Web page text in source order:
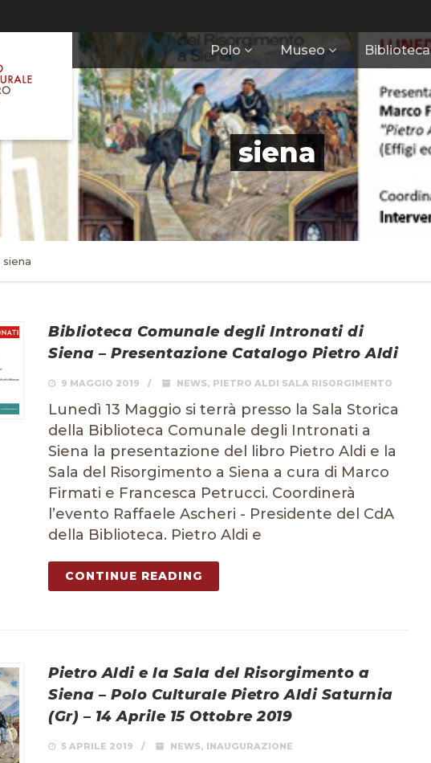
Polo Museo Biblioteca
siena
siena
Biblioteca Comunale degli Intronati di
Siena – Presentazione Catalogo Pietro Aldi
9 MAGGIO 2019 NEWS, PIETRO ALDI SALA RISORGIMENTO
Lunedì 13 Maggio si terrà presso la Sala Storica
della Biblioteca Comunale degli Intronati a
Siena la presentazione del libro Pietro Aldi e la
Sala del Risorgimento a Siena a cura di Marco
Firmati e Francesca Petrucci. Coordinerà
l’evento Raffaele Ascheri - Presidente del CdA
della Biblioteca. Pietro Aldi e
CONTINUE READING
Pietro Aldi e la Sala del Risorgimento a
Siena – Polo Culturale Pietro Aldi Saturnia
(Gr) – 14 Aprile 15 Ottobre 2019
5 APRILE 2019 NEWS, INAUGURAZIONE